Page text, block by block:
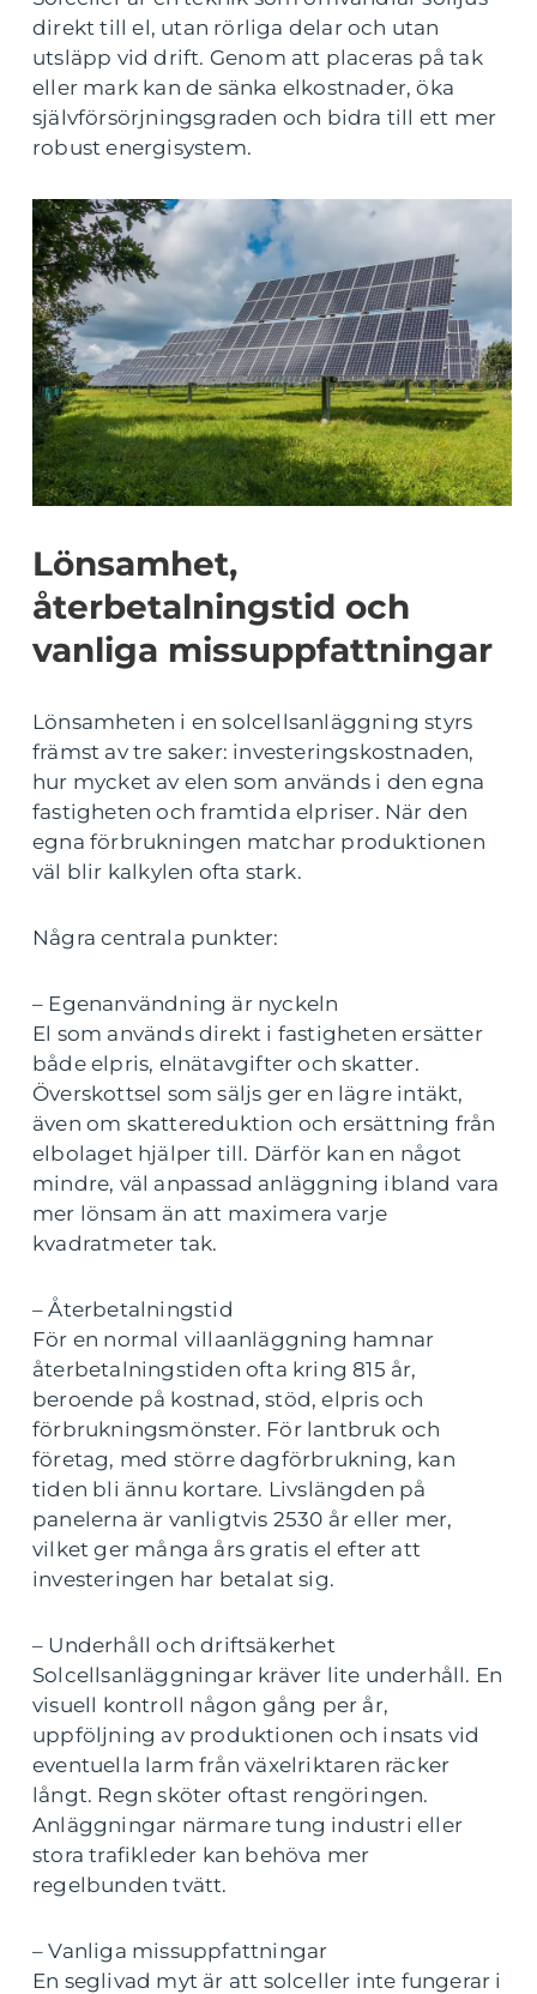
direkt till el, utan rörliga delar och utan
utsläpp vid drift. Genom att placeras på tak
eller mark kan de sänka elkostnader, öka
självförsörjningsgraden och bidra till ett mer
robust energisystem.
Lönsamhet,
återbetalningstid och
vanliga missuppfattningar
Lönsamheten i en solcellsanläggning styrs
främst av tre saker: investeringskostnaden,
hur mycket av elen som används i den egna
fastigheten och framtida elpriser. När den
egna förbrukningen matchar produktionen
väl blir kalkylen ofta stark.
Några centrala punkter:
– Egenanvändning är nyckeln
El som används direkt i fastigheten ersätter
både elpris, elnätavgifter och skatter.
Överskottsel som säljs ger en lägre intäkt,
även om skattereduktion och ersättning från
elbolaget hjälper till. Därför kan en något
mindre, väl anpassad anläggning ibland vara
mer lönsam än att maximera varje
kvadratmeter tak.
– Återbetalningstid
För en normal villaanläggning hamnar
återbetalningstiden ofta kring 815 år,
beroende på kostnad, stöd, elpris och
förbrukningsmönster. För lantbruk och
företag, med större dagförbrukning, kan
tiden bli ännu kortare. Livslängden på
panelerna är vanligtvis 2530 år eller mer,
vilket ger många års gratis el efter att
investeringen har betalat sig.
– Underhåll och driftsäkerhet
Solcellsanläggningar kräver lite underhåll. En
visuell kontroll någon gång per år,
uppföljning av produktionen och insats vid
eventuella larm från växelriktaren räcker
långt. Regn sköter oftast rengöringen.
Anläggningar närmare tung industri eller
stora trafikleder kan behöva mer
regelbunden tvätt.
– Vanliga missuppfattningar
En seglivad myt är att solceller inte fungerar i